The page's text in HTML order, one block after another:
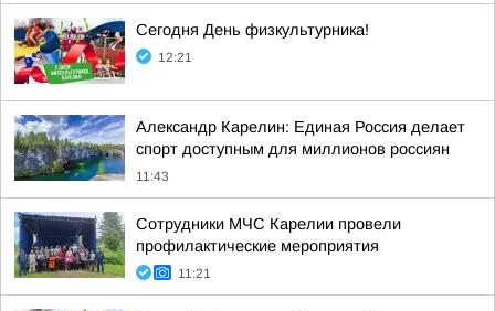
Сегодня День физкультурника!
12:21
Александр Карелин: Единая Россия делает
спорт доступным для миллионов россиян
11:43
Сотрудники МЧС Карелии провели
профилактические мероприятия
11:21